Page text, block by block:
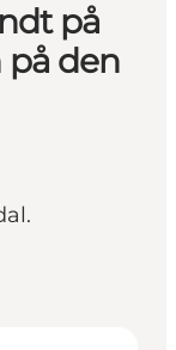
på
på den